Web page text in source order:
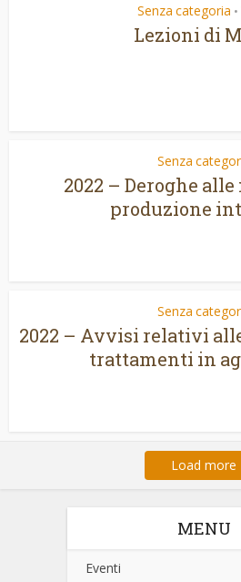
Senza categoria •
Lezioni di
Senza
2022 – Deroghe
produzione
Senza
2022 – Avvisi relativi
trattamenti in
Load more
MENU
Eventi